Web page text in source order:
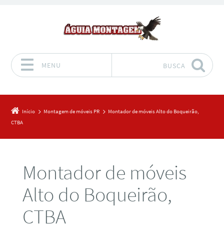
MENU BUSCA
Início Montagem de móveis PR
Montador de móveis Alto do Boqueirão,
CTBA
Montador de móveis
Alto do Boqueirão,
CTBA